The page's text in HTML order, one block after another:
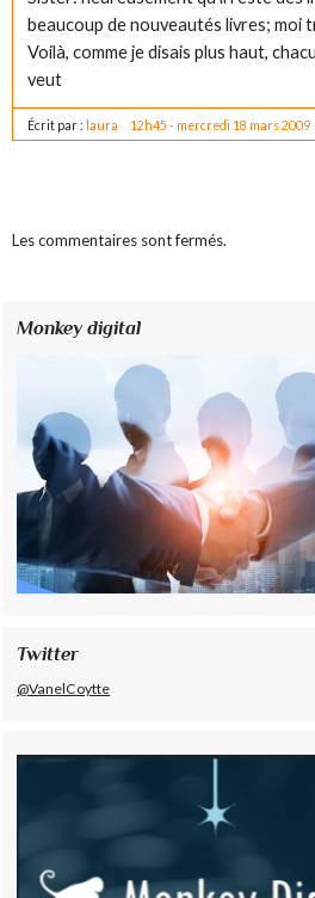
beaucoup de nouveautés livres; moi
Voilà, comme je disais plus haut,
veut
Écrit par : laura 12h45 - mercredi 18 mars 2009
Les commentaires sont fermés.
Monkey digital
Twitter
@VanelCoytte